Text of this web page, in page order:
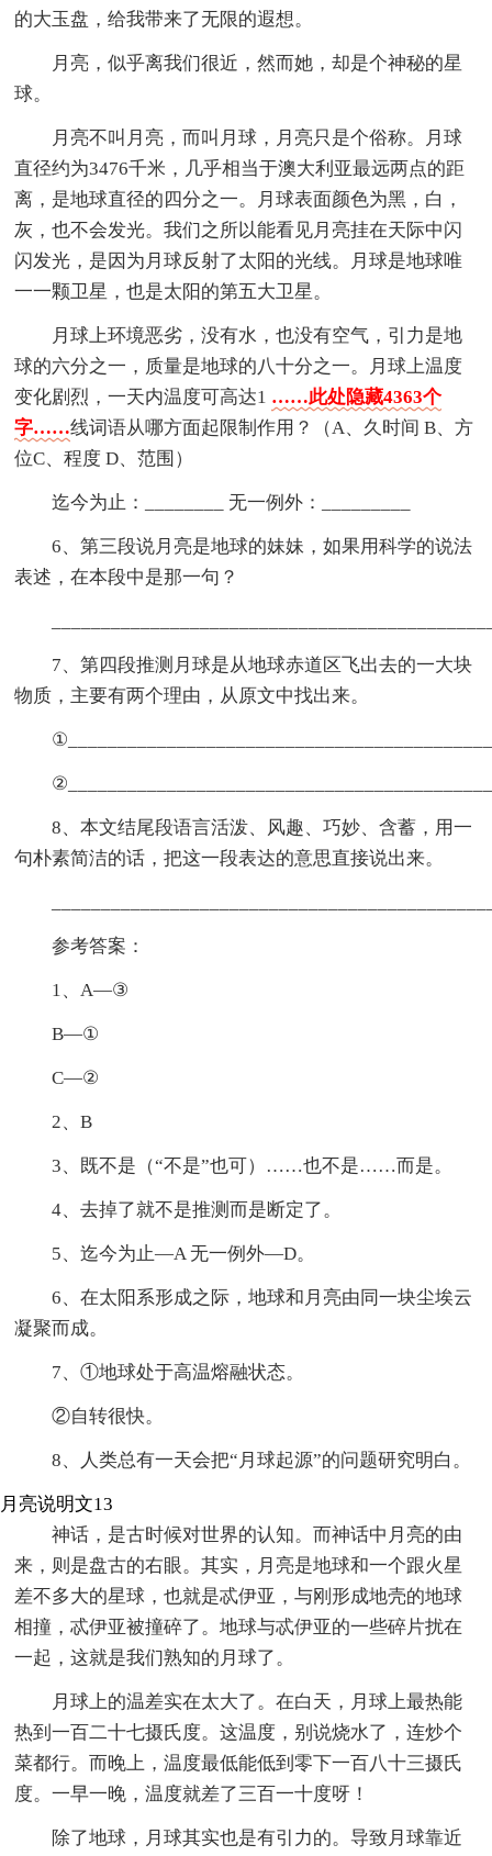
的大玉盘，给我带来了无限的遐想。
月亮，似乎离我们很近，然而她，却是个神秘的星
球。
月亮不叫月亮，而叫月球，月亮只是个俗称。月球
直径约为3476千米，几乎相当于澳大利亚最远两点的距
离，是地球直径的四分之一。月球表面颜色为黑，白，
灰，也不会发光。我们之所以能看见月亮挂在天际中闪
闪发光，是因为月球反射了太阳的光线。月球是地球唯
一一颗卫星，也是太阳的第五大卫星。
月球上环境恶劣，没有水，也没有空气，引力是地
球的六分之一，质量是地球的八十分之一。月球上温度
变化剧烈，一天内温度可高达1 ……此处隐藏4363个
字……线词语从哪方面起限制作用？（A、久时间 B、方
位C、程度 D、范围）
迄今为止：________ 无一例外：_________
6、第三段说月亮是地球的妹妹，如果用科学的说法
表述，在本段中是那一句？
7、第四段推测月球是从地球赤道区飞出去的一大块
物质，主要有两个理由，从原文中找出来。
8、本文结尾段语言活泼、风趣、巧妙、含蓄，用一
句朴素简洁的话，把这一段表达的意思直接说出来。
参考答案：
1、A—③
B—①
C—②
2、B
3、既不是（“不是”也可）……也不是……而是。
4、去掉了就不是推测而是断定了。
5、迄今为止—A 无一例外—D。
6、在太阳系形成之际，地球和月亮由同一块尘埃云
凝聚而成。
7、①地球处于高温熔融状态。
②自转很快。
8、人类总有一天会把“月球起源”的问题研究明白。
月亮说明文13
神话，是古时候对世界的认知。而神话中月亮的由
来，则是盘古的右眼。其实，月亮是地球和一个跟火星
差不多大的星球，也就是忒伊亚，与刚形成地壳的地球
相撞，忒伊亚被撞碎了。地球与忒伊亚的一些碎片扰在
一起，这就是我们熟知的月球了。
月球上的温差实在太大了。在白天，月球上最热能
热到一百二十七摄氏度。这温度，别说烧水了，连炒个
菜都行。而晚上，温度最低能低到零下一百八十三摄氏
度。一早一晚，温度就差了三百一十度呀！
除了地球，月球其实也是有引力的。导致月球靠近